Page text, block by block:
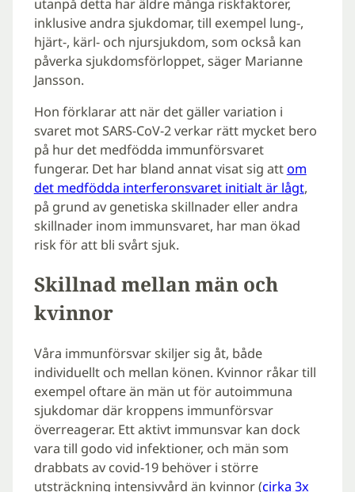
utanpå detta har äldre många riskfaktorer,
inklusive andra sjukdomar, till exempel lung-,
hjärt-, kärl- och njursjukdom, som också kan
påverka sjukdomsförloppet, säger Marianne
Jansson.
Hon förklarar att när det gäller variation i
svaret mot SARS-CoV-2 verkar rätt mycket bero
på hur det medfödda immunförsvaret
fungerar. Det har bland annat visat sig att om
det medfödda interferonsvaret initialt är lågt,
på grund av genetiska skillnader eller andra
skillnader inom immunsvaret, har man ökad
risk för att bli svårt sjuk.
Skillnad mellan män och
kvinnor
Våra immunförsvar skiljer sig åt, både
individuellt och mellan könen. Kvinnor råkar till
exempel oftare än män ut för autoimmuna
sjukdomar där kroppens immunförsvar
överreagerar. Ett aktivt immunsvar kan dock
vara till godo vid infektioner, och män som
drabbats av covid-19 behöver i större
utsträckning intensivvård än kvinnor (cirka 3x